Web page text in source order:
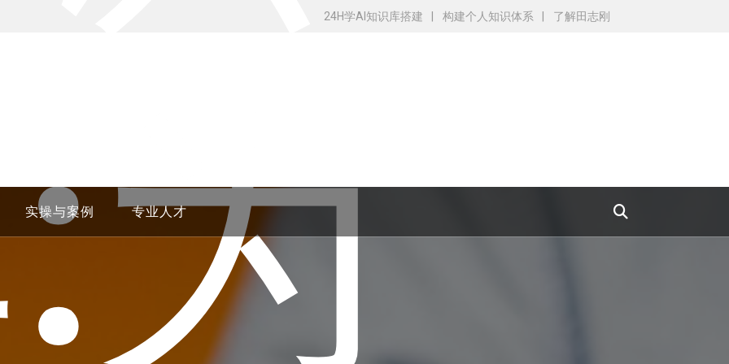
24H学AI知识库搭建 构建个人知识体系 了解田志刚
实操与案例 专业人才
为